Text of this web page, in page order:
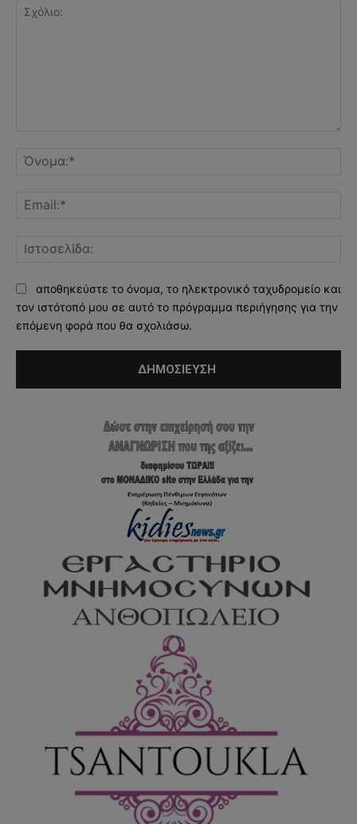
αποθηκεύστε το όνομα, το ηλεκτρονικό ταχυδρομείο και
τον ιστότοπό μου σε αυτό το πρόγραμμα περιήγησης για την
επόμενη φορά που θα σχολιάσω.